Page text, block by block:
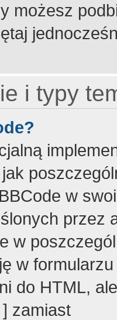
możesz
i typy
w
przez
w
w
do HTML,
zamiast